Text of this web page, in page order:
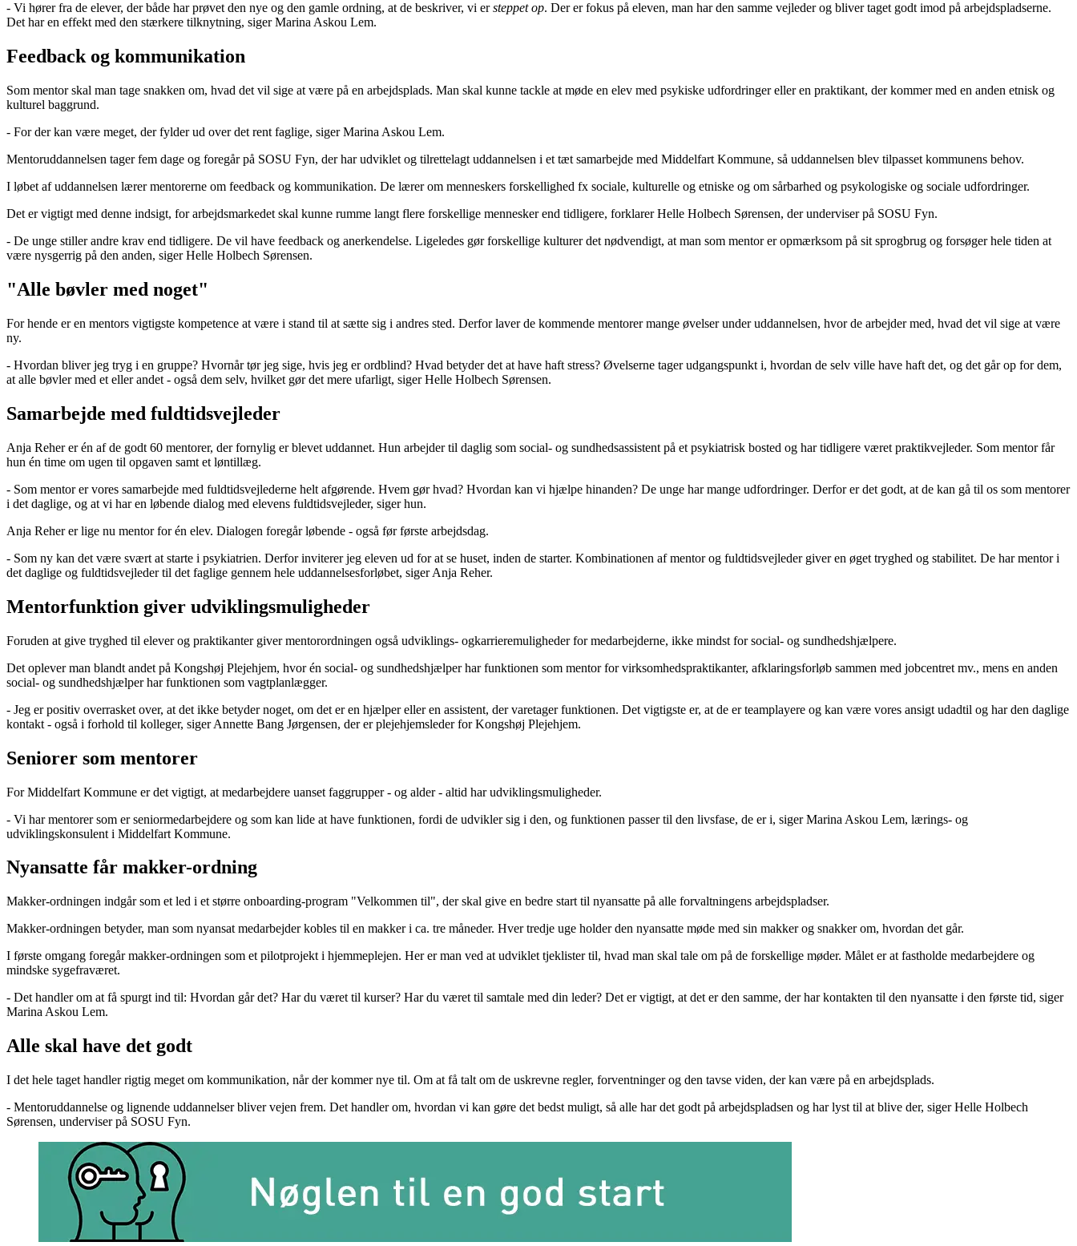
- Vi hører fra de elever, der både har prøvet den nye og den gamle ordning, at de beskriver, vi ersteppet op. Der er fokus på eleven, man har den samme vejleder og bliver taget godt imod på arbejdspladserne.
Det har en effekt med den stærkere tilknytning, siger Marina Askou Lem.
Feedback og kommunikation
Som mentor skal man tage snakken om, hvad det vil sige at være på en arbejdsplads. Man skal kunne tackle at møde en elev med psykiske udfordringer eller en praktikant, der kommer med en anden etnisk og
kulturel baggrund.
- For der kan være meget, der fylder ud over det rent faglige, siger Marina Askou Lem.
Mentoruddannelsen tager fem dage og foregår på SOSU Fyn, der har udviklet og tilrettelagt uddannelsen i et tæt samarbejde med Middelfart Kommune, så uddannelsen blev tilpasset kommunens behov.
I løbet af uddannelsen lærer mentorerne om feedback og kommunikation. De lærer om menneskers forskellighed fx sociale, kulturelle og etniske og om sårbarhed og psykologiske og sociale udfordringer.
Det er vigtigt med denne indsigt, for arbejdsmarkedet skal kunne rumme langt flere forskellige mennesker end tidligere, forklarer Helle Holbech Sørensen, der underviser på SOSU Fyn.
- De unge stiller andre krav end tidligere. De vil have feedback og anerkendelse. Ligeledes gør forskellige kulturer det nødvendigt, at man som mentor er opmærksom på sit sprogbrug og forsøger hele tiden at
være nysgerrig på den anden, siger Helle Holbech Sørensen.
"Alle bøvler med noget"
For hende er en mentors vigtigste kompetence at være i stand til at sætte sig i andres sted. Derfor laver de kommende mentorer mange øvelser under uddannelsen, hvor de arbejder med, hvad det vil sige at være
ny.
- Hvordan bliver jeg tryg i en gruppe? Hvornår tør jeg sige, hvis jeg er ordblind? Hvad betyder det at have haft stress? Øvelserne tager udgangspunkt i, hvordan de selv ville have haft det, og det går op for dem,
at alle bøvler med et eller andet - også dem selv, hvilket gør det mere ufarligt, siger Helle Holbech Sørensen.
Samarbejde med fuldtidsvejleder
Anja Reher er én af de godt 60 mentorer, der fornylig er blevet uddannet. Hun arbejder til daglig som social- og sundhedsassistent på et psykiatrisk bosted og har tidligere været praktikvejleder. Som mentor får
hun én time om ugen til opgaven samt et løntillæg.
- Som mentor er vores samarbejde med fuldtidsvejlederne helt afgørende. Hvem gør hvad? Hvordan kan vi hjælpe hinanden? De unge har mange udfordringer. Derfor er det godt, at de kan gå til os som mentorer
i det daglige, og at vi har en løbende dialog med elevens fuldtidsvejleder, siger hun.
Anja Reher er lige nu mentor for én elev. Dialogen foregår løbende - også før første arbejdsdag.
- Som ny kan det være svært at starte i psykiatrien. Derfor inviterer jeg eleven ud for at se huset, inden de starter. Kombinationen af mentor og fuldtidsvejleder giver en øget tryghed og stabilitet. De har mentor i
det daglige og fuldtidsvejleder til det faglige gennem hele uddannelsesforløbet, siger Anja Reher.
Mentorfunktion giver udviklingsmuligheder
Foruden at give tryghed til elever og praktikanter giver mentorordningen også udviklings- ogkarrieremuligheder for medarbejderne, ikke mindst for social- og sundhedshjælpere.
Det oplever man blandt andet på Kongshøj Plejehjem, hvor én social- og sundhedshjælper har funktionen som mentor for virksomhedspraktikanter, afklaringsforløb sammen med jobcentret mv., mens en anden
social- og sundhedshjælper har funktionen som vagtplanlægger.
- Jeg er positiv overrasket over, at det ikke betyder noget, om det er en hjælper eller en assistent, der varetager funktionen. Det vigtigste er, at de er teamplayere og kan være vores ansigt udadtil og har den daglige
kontakt - også i forhold til kolleger, siger Annette Bang Jørgensen, der er plejehjemsleder for Kongshøj Plejehjem.
Seniorer som mentorer
For Middelfart Kommune er det vigtigt, at medarbejdere uanset faggrupper - og alder - altid har udviklingsmuligheder.
- Vi har mentorer som er seniormedarbejdere og som kan lide at have funktionen, fordi de udvikler sig i den, og funktionen passer til den livsfase, de er i, siger Marina Askou Lem, lærings- og
udviklingskonsulent i Middelfart Kommune.
Nyansatte får makker-ordning
Makker-ordningen indgår som et led i et større onboarding-program "Velkommen til", der skal give en bedre start til nyansatte på alle forvaltningens arbejdspladser.
Makker-ordningen betyder, man som nyansat medarbejder kobles til en makker i ca. tre måneder. Hver tredje uge holder den nyansatte møde med sin makker og snakker om, hvordan det går.
I første omgang foregår makker-ordningen som et pilotprojekt i hjemmeplejen. Her er man ved at udviklet tjeklister til, hvad man skal tale om på de forskellige møder. Målet er at fastholde medarbejdere og
mindske sygefraværet.
- Det handler om at få spurgt ind til: Hvordan går det? Har du været til kurser? Har du været til samtale med din leder? Det er vigtigt, at det er den samme, der har kontakten til den nyansatte i den første tid, siger
Marina Askou Lem.
Alle skal have det godt
I det hele taget handler rigtig meget om kommunikation, når der kommer nye til. Om at få talt om de uskrevne regler, forventninger og den tavse viden, der kan være på en arbejdsplads.
- Mentoruddannelse og lignende uddannelser bliver vejen frem. Det handler om, hvordan vi kan gøre det bedst muligt, så alle har det godt på arbejdspladsen og har lyst til at blive der, siger Helle Holbech
Sørensen, underviser på SOSU Fyn.